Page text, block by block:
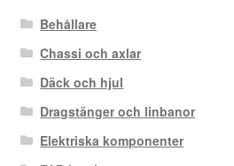
Behållare
Chassi och axlar
Däck och hjul
Dragstänger och linbanor
Elektriska komponenter